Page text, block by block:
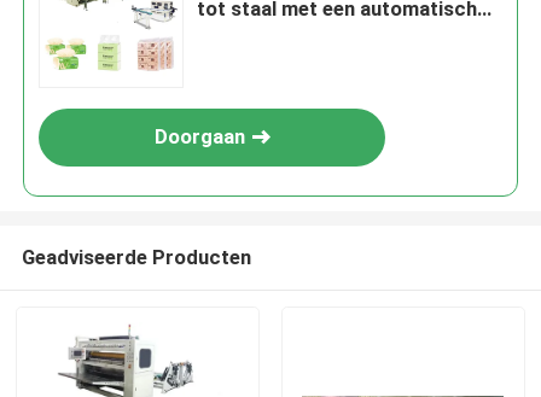
tot staal met een automatisch
Doorgaan
Geadviseerde Producten